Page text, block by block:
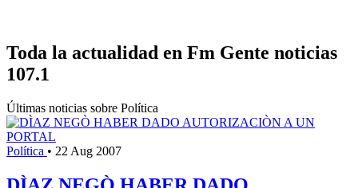
Toda la actualidad en Fm Gente noticias
107.1
Últimas noticias sobre Política
Política • 22 Aug 2007